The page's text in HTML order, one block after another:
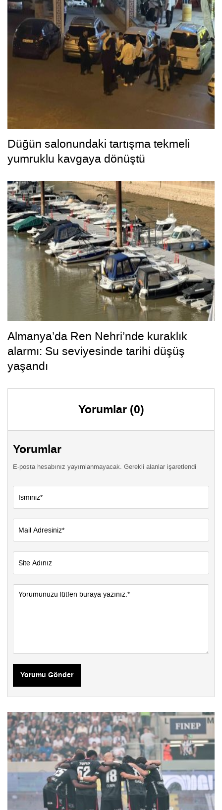
Düğün salonundaki tartışma tekmeli
yumruklu kavgaya dönüştü
Almanya’da Ren Nehri’nde kuraklık
alarmı: Su seviyesinde tarihi düşüş
yaşandı
Yorumlar (0)
Yorumlar
E-posta hesabınız yayımlanmayacak. Gerekli alanlar işaretlendi
Yorumu Gönder